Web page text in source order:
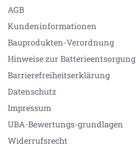
AGB
Kundeninformationen
Bauprodukten-Verordnung
Hinweise zur Batterieentsorgung
Barrierefreiheitserklärung
Datenschutz
Impressum
UBA-Bewertungs-grundlagen
Widerrufsrecht